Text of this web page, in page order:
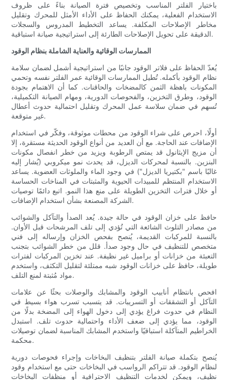
باختيار الفلتر المناسب وتخصيص فترة الصيانة بناءً على ظروف
الاستخدام الفعلية، يمكنك الحفاظ على الأداء الأمثل للمحرك وتقليل
مخاطر الإصلاحات المكلفة. يساعد التخطيط المدروس والسجلات
الدقيقة على تحويل الإصلاحات الطارئة إلى استراتيجية صيانة استباقية.
الممارسات الوقائية والعناية الشاملة بنظام الوقود
يُعدّ الحفاظ على فلاتر الوقود جانبًا من استراتيجية أشمل لضمان سلامة
نظام الوقود بأكمله. تُطيل الممارسات الوقائية عمر الفلتر نفسه وتحمي
المكونات باهظة الثمن كالمضخات والحاقنات. كما أن الاهتمام بجودة
الوقود، وطرق التخزين، والفحوصات الدورية، ومهام الصيانة التكميلية،
تُسهم في ضمان سلاسة عمل المحرك وتقليل احتمالية حدوث أعطال
غير متوقعة.
أولًا، احرص على شراء الوقود من محطات موثوقة، وفكّر في استخدام
الإضافات عند الحاجة. مع أن العديد من أنواع الوقود الحديثة مستقرة، إلا
أن مزيج الإيثانول قد يمتص الرطوبة ويزيد من خطر انفصال مكونات
البنزين. بالنسبة لمحركات الديزل، قد يحدث نمو ميكروبي (يُشار إليه
غالبًا باسم "بكتيريا الديزل") في وجود الماء والملوثات العضوية. يساعد
الاستخدام المنتظم للمبيدات الحيوية والمثبتات في المناخات الحساسة
أو خلال فترات التخزين الطويلة على منع هذا النمو. اتبع دائمًا توصيات
الشركة المصنعة بشأن استخدام الإضافات.
حافظ على خزان الوقود في حالة جيدة. يُعد الصدأ والتآكل والشوائب
من مصادر التلوث الشائعة التي تُؤدي إلى تلف المرشحات قبل الأوان.
بالنسبة للمركبات القديمة، يُنصح بفحص الخزان وإرساله إلى فني
متخصص للتنظيف في حال وجود صدأ. قلل من خطر الشوائب بتجنب
التعبئة من خزانات أو براميل غير نظيفة. عند تخزين المركبات لفترات
طويلة، حافظ على خزانات الوقود شبه ممتلئة لتقليل التكثف، واستخدم
مواد مُثبتة لمنع التلف.
افحص بانتظام أنابيب الوقود والمشابك والوصلات بحثًا عن علامات
التآكل أو التشققات أو التسريبات. قد يتسبب تسرب هواء بسيط في
النظام في حدوث فراغ يؤدي إلى دخول الهواء إلى المضخة بدلًا من
الوقود، مما يؤدي إلى ضعف الأداء واحتمالية حدوث تلف. استبدل
الخراطيم المتآكلة استباقيًا واستخدم المشابك المناسبة لضمان توصيلات
محكمة.
يُنصح بتكملة صيانة الفلتر بتنظيف البخاخات وإجراء فحوصات دورية
لنظام الوقود. قد تتراكم الرواسب في البخاخات حتى مع استخدام وقود
نظيف، ويمكن لخدمات التنظيف الاحترافية أو منظفات البخاخات